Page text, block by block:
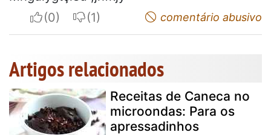
I apreciateI do not appreciatecomentário abusivo
Artigos relacionados
Receitas de Caneca no
microondas: Para os
apressadinhos